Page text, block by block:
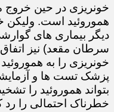
خونریزی در حین خروج
هموروئید است. ولیکن
دیگر بیماری های
سرطان مقعد) نیز
خونریزی را به
پزشک تست ها و
بتواند هموروئید را
خطرناک احتمالی را رد